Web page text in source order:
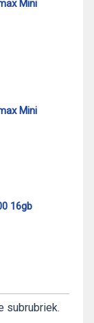
Mini
Mini
16gb
subrubriek.